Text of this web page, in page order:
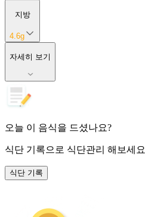
지방
4.6g
자세히 보기
오늘 이 음식을 드셨나요?
식단 기록으로 식단관리 해보세요
식단 기록